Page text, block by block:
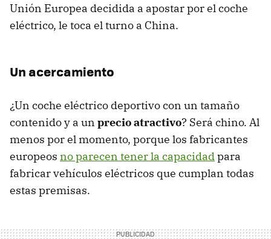
Unión Europea decidida a apostar por el coche
eléctrico, le toca el turno a China.
Un acercamiento
¿Un coche eléctrico deportivo con un tamaño
contenido y a un precio atractivo? Será chino. Al
menos por el momento, porque los fabricantes
europeos no parecen tener la capacidadpara
fabricar vehículos eléctricos que cumplan todas
estas premisas.